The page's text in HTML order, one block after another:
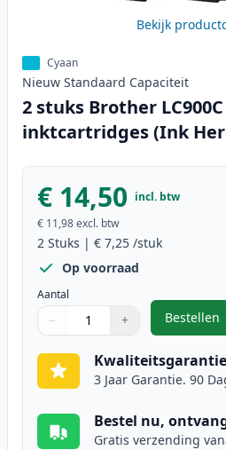
Bekijk
Cyaan
Nieuw Standaard Capaciteit
2 stuks Brother
inktcartridges (Ink
€ 14,50 incl. btw
€ 11,98excl. btw
2 Stuks | € 7,25 /stuk
Op voorraad
Aantal
Gebruik de knoppen om aan te
− +
1
Bestellen
,2
Kwaliteitsgarantie
3 Jaar Garantie. 90
Bestel nu,
Gratis verzending